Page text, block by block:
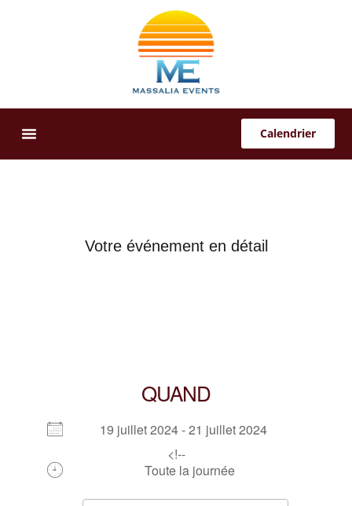
Calendrier
Votre événement en détail
QUAND
19 juillet 2024 - 21 juillet 2024
<!--
Toute la journée